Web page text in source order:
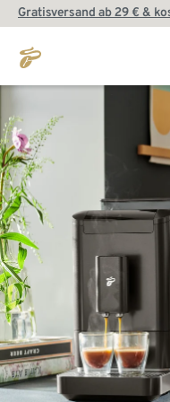
Gratisversand ab 29 € &